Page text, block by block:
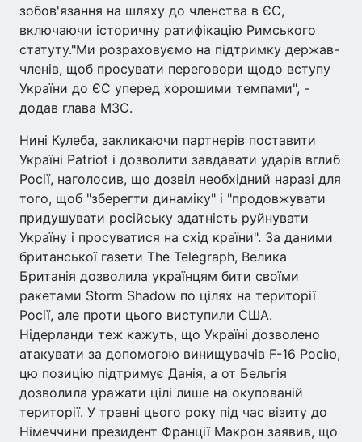
зобов'язання на шляху до членства в ЄС,
включаючи історичну ратифікацію Римського
статуту."Ми розраховуємо на підтримку держав-
членів, щоб просувати переговори щодо вступу
України до ЄС уперед хорошими темпами", -
додав глава МЗС.
Нині Кулеба, закликаючи партнерів поставити
Україні Patriot і дозволити завдавати ударів вглиб
Росії, наголосив, що дозвіл необхідний наразі для
того, щоб "зберегти динаміку" і "продовжувати
придушувати російську здатність руйнувати
Україну і просуватися на схід країни". За даними
британської газети The Telegraph, Велика
Британія дозволила українцям бити своїми
ракетами Storm Shadow по цілях на території
Росії, але проти цього виступили США.
Нідерланди теж кажуть, що Україні дозволено
атакувати за допомогою винищувачів F-16 Росію,
цю позицію підтримує Данія, а от Бельгія
дозволила уражати цілі лише на окупованій
території. У травні цього року під час візиту до
Німеччини президент Франції Макрон заявив, що